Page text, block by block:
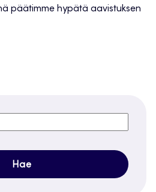
päätimme hypätä aavistuksen